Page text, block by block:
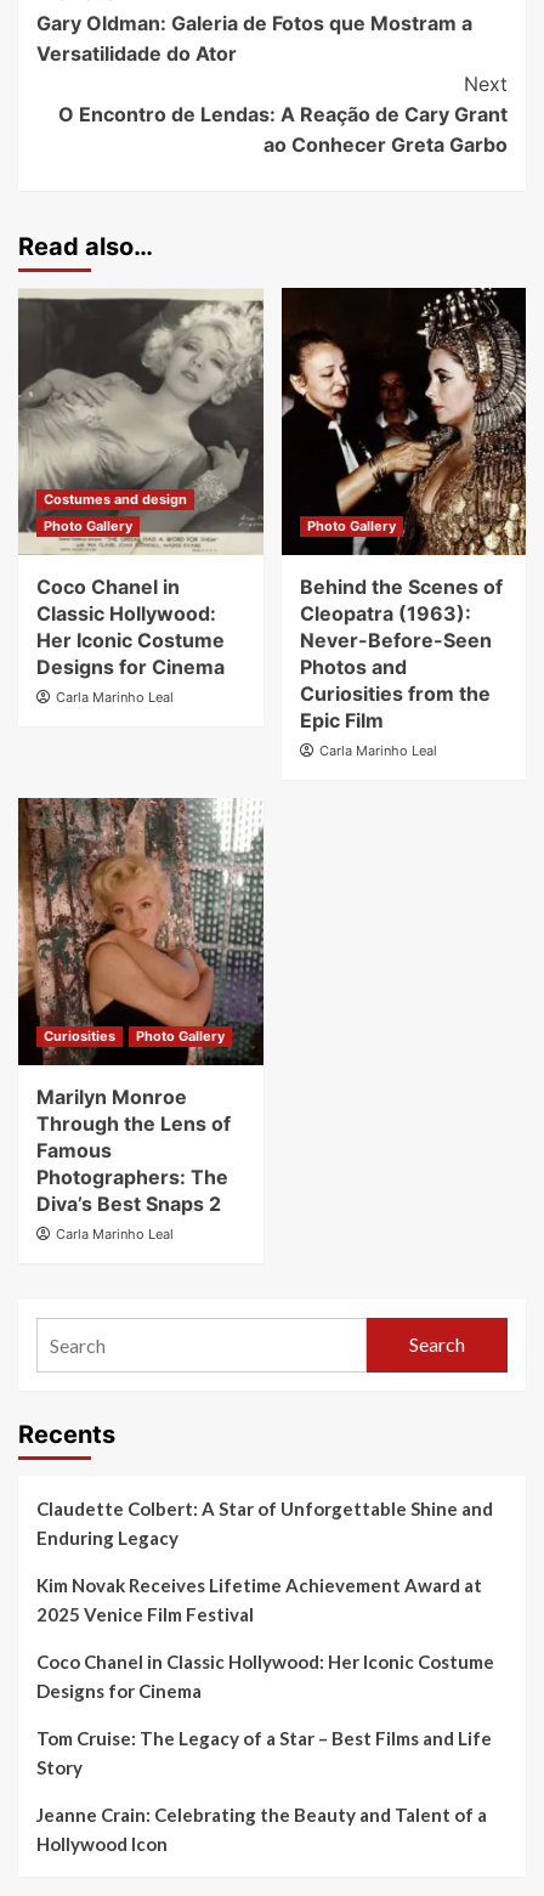
Gary Oldman: Galeria de Fotos que Mostram a
Versatilidade do Ator
Next
O Encontro de Lendas: A Reação de Cary Grant
ao Conhecer Greta Garbo
Read also…
Costumes and design
Photo Gallery
Coco Chanel in
Classic Hollywood:
Her Iconic Costume
Designs for Cinema
Carla Marinho Leal
Photo Gallery
Behind the Scenes of
Cleopatra (1963):
Never-Before-Seen
Photos and
Curiosities from the
Epic Film
Carla Marinho Leal
Curiosities Photo Gallery
Marilyn Monroe
Through the Lens of
Famous
Photographers: The
Diva’s Best Snaps 2
Carla Marinho Leal
Search
Recents
Claudette Colbert: A Star of Unforgettable Shine and
Enduring Legacy
Kim Novak Receives Lifetime Achievement Award at
2025 Venice Film Festival
Coco Chanel in Classic Hollywood: Her Iconic Costume
Designs for Cinema
Tom Cruise: The Legacy of a Star – Best Films and Life
Story
Jeanne Crain: Celebrating the Beauty and Talent of a
Hollywood Icon